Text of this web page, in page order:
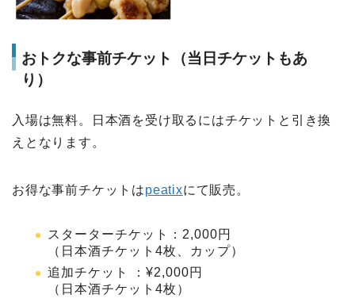
おトクな事前チケット（当日チケットもあ
り）
入場は無料。日本酒を受け取るにはチケットと引き換
えとなります。
お得な事前チケットはpeatixにて販売。
スターターチケット：2,000円
（日本酒チケット4枚、カップ）
追加チケット ：¥2,000円
（日本酒チケット4枚）